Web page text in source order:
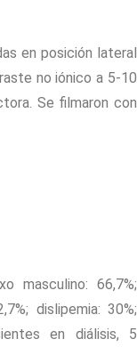
en posición lateral
no iónico a 5-10
Se filmaron con
masculino: 66,7%;
dislipemia: 30%;
en diálisis, 5